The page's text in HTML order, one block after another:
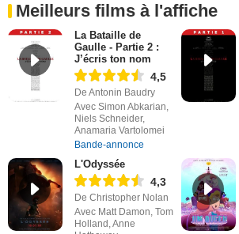
Meilleurs films à l'affiche
La Bataille de
Gaulle - Partie 2 :
J’écris ton nom
4,5
De Antonin Baudry
Avec Simon Abkarian,
Niels Schneider,
Anamaria Vartolomei
Bande-annonce
L'Odyssée
4,3
De Christopher Nolan
Avec Matt Damon, Tom
Holland, Anne